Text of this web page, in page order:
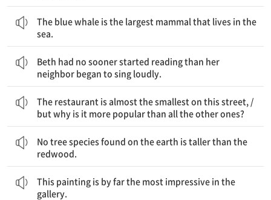
The blue whale is the largest mammal that lives in the
sea.
Beth had no sooner started reading than her
neighbor began to sing loudly.
The restaurant is almost the smallest on this street, /
but why is it more popular than all the other ones?
No tree species found on the earth is taller than the
redwood.
This painting is by far the most impressive in the
gallery.